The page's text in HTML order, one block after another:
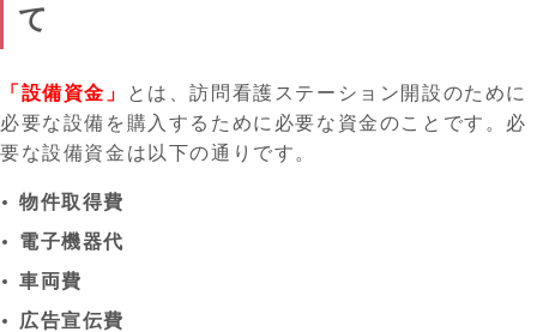
て
「設備資金」
とは、訪問看護ステーション開設のために
必要な設備を購入するために必要な資金のことです。必
要な設備資金は以下の通りです。
物件取得費
電子機器代
車両費
広告宣伝費